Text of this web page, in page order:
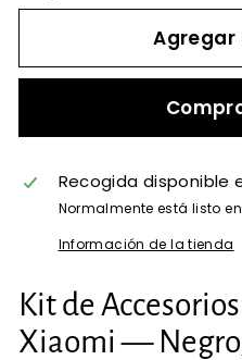
Recogida disponible
Normalmente está listo
Información de la tienda
Kit de
Xiaomi —